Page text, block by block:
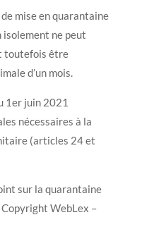
mise en quarantaine
isolement ne peut
toutefois être
d’un mois.
1er juin 2021
nécessaires à la
(articles 24 et
sur la quarantaine
WebLex –